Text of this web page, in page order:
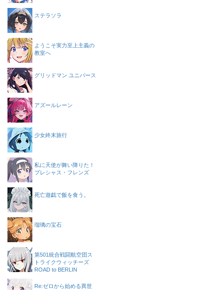
ステラソラ
ようこそ実力至上主義の
教室へ
グリッドマン ユニバース
アズールレーン
少女終末旅行
私に天使が舞い降りた！
プレシャス・フレンズ
死亡遊戯で飯を食う。
瑠璃の宝石
第501統合戦闘航空団ス
トライクウィッチーズ
ROAD to BERLIN
Re:ゼロから始める異世